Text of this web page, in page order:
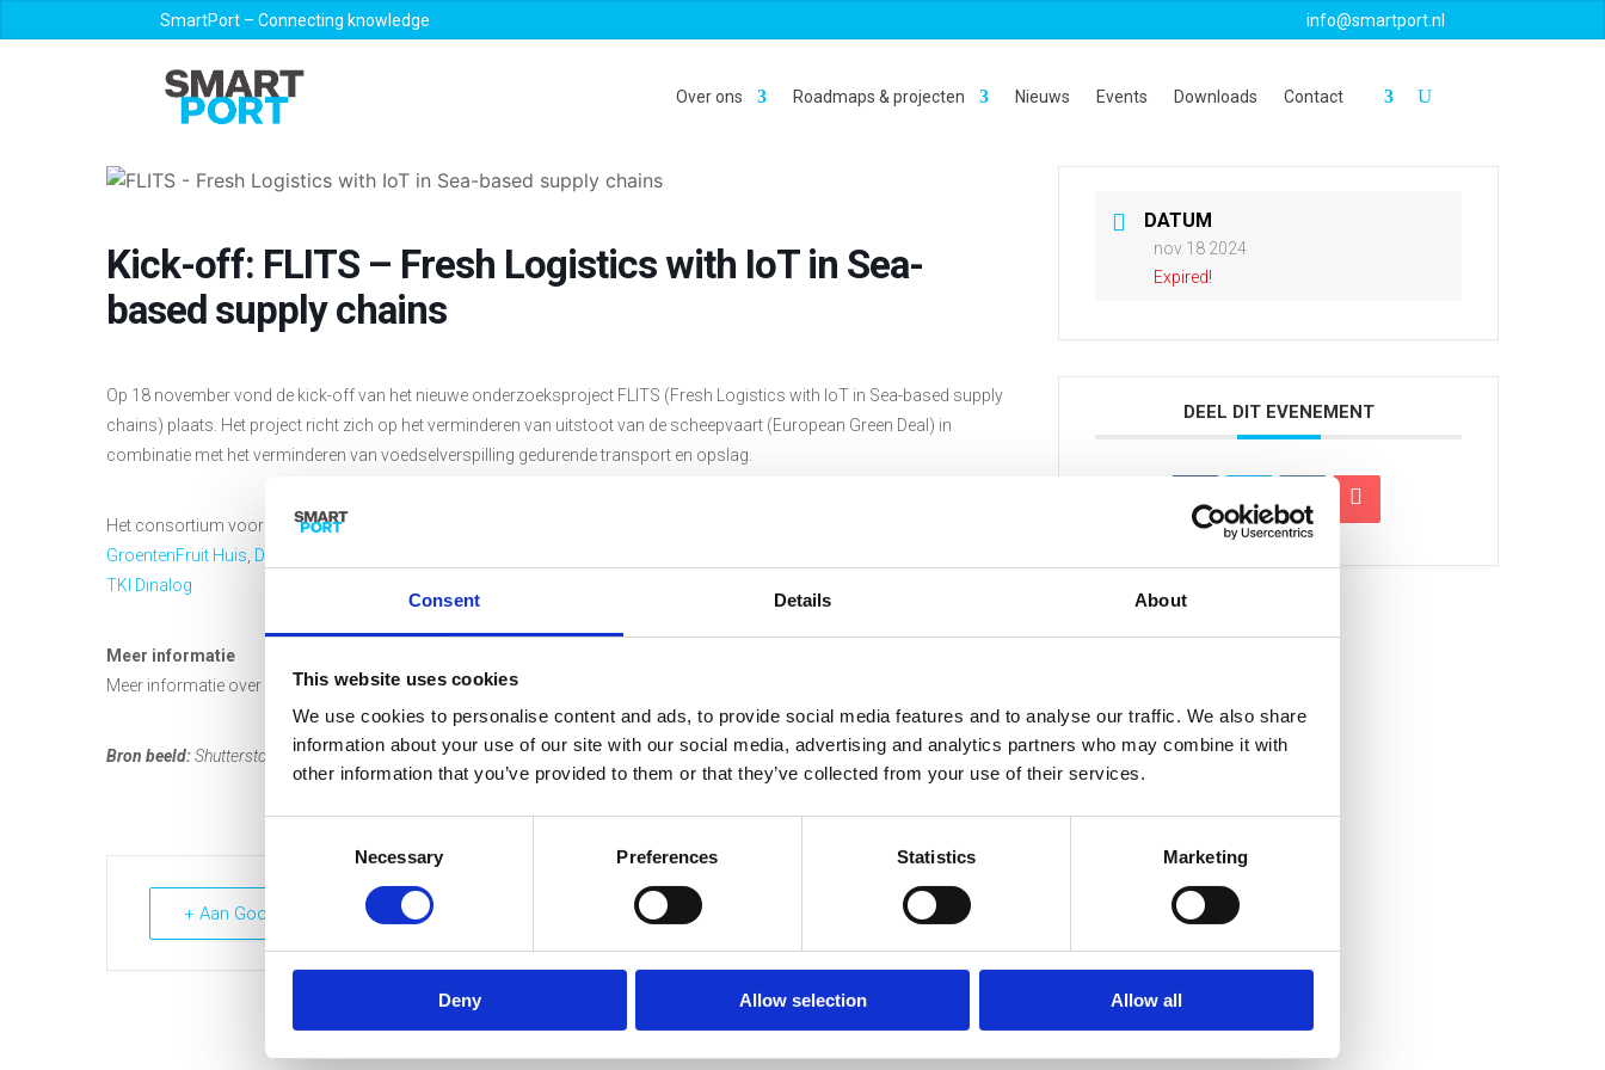
Consent Details About
This website uses cookies
We use cookies to personalise content and ads, to provide social media features and to analyse our traffic. We also share
information about your use of our site with our social media, advertising and analytics partners who may combine it with
other information that you’ve provided to them or that they’ve collected from your use of their services.
Necessary Preferences Statistics Marketing
Deny Allow selection Allow all
SmartPort – Connecting knowledge info@smartport.nl
Over ons Roadmaps & projecten Nieuws Events Downloads Contact
Kick-off: FLITS – Fresh Logistics with IoT in Sea-
based supply chains
Op 18 november vond de kick-off van het nieuwe onderzoeksproject FLITS (Fresh Logistics with IoT in Sea-based supply
chains) plaats. Het project richt zich op het verminderen van uitstoot van de scheepvaart (European Green Deal) in
combinatie met het verminderen van voedselverspilling gedurende transport en opslag.
Het consortium voor dit project bestaat uit kennisinstellingen en bedrijfsleven:
GroentenFruit Huis Dole Europe
TKI Dinalog
Meer informatie
Meer informatie over dit project? Neem contact op metSophie Broere
Bron beeld:Shutterstock
+ Aan Google Kalender toevoegen + iCal / Outlook export
DATUM
nov 18 2024
Expired!
DEEL DIT EVENEMENT